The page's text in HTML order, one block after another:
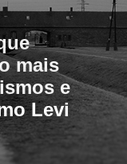
mais
e
Levi